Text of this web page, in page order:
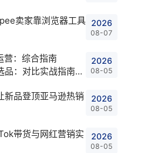
卖家靠浏览器工具 2026
08-07
营：综合指南
品：对比实战指南
2026
08-05
新品登顶亚马逊热销
2026
08-05
带货与网红营销实
2026
08-05